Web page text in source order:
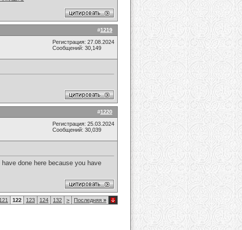
#1219
Регистрация: 27.08.2024
Сообщений: 30,149
#1220
Регистрация: 25.03.2024
Сообщений: 30,039
done here because you have
121 122 123 124 132 > Последняя »